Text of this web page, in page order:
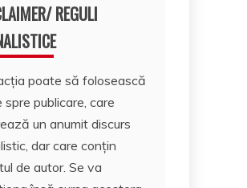
REGULI
poate să folosească
spre publicare, care
un anumit discurs
dar care conțin
de autor. Se va